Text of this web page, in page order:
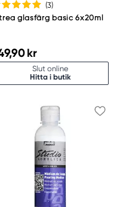
(3)
glasfärg basic 6x20ml
kr
Slut online
Hitta i butik